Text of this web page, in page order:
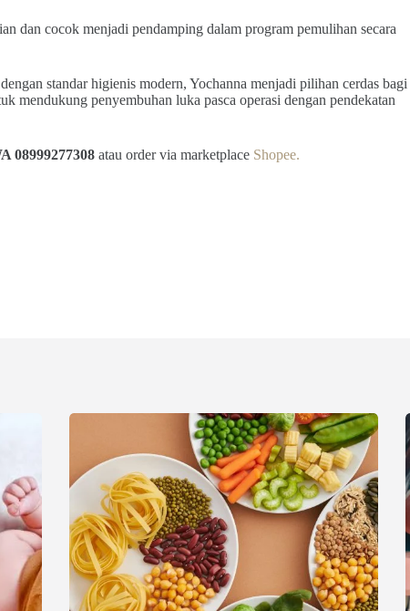
dan cocok menjadi pendamping dalam program pemulihan secara
standar higienis modern, Yochanna menjadi pilihan cerdas bagi
mendukung penyembuhan luka pasca operasi dengan pendekatan
08999277308 atau order via marketplace Shopee.